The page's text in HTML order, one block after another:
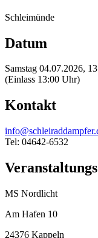
Schleimünde
Datum
Samstag 04.07.2026,
(Einlass 13:00 Uhr)
Kontakt
Tel: 04642-6532
MS Nordlicht
Am Hafen 10
24376 Kappeln